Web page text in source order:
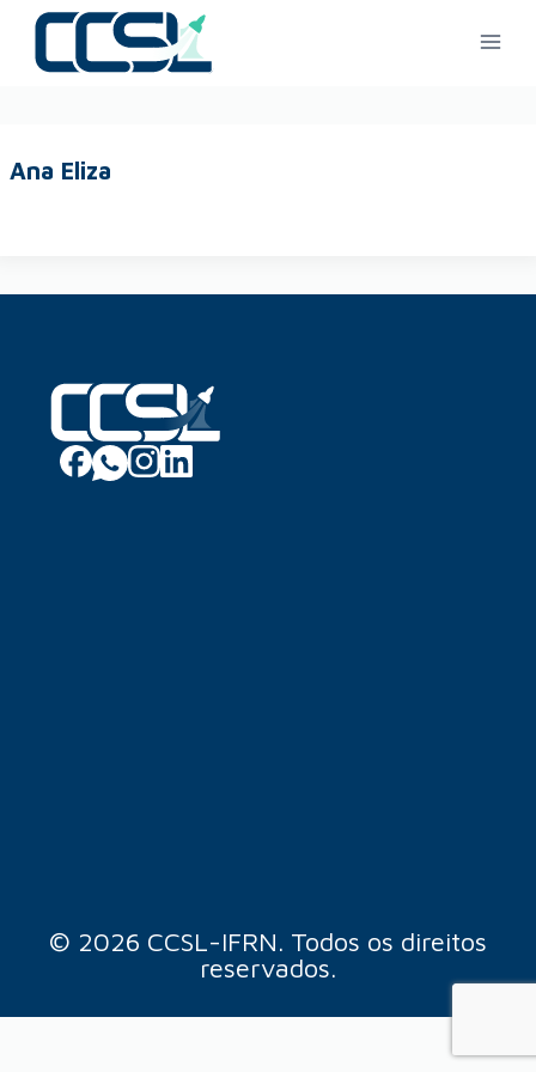
Ana Eliza
© 2026 CCSL-IFRN. Todos os direitos
reservados.